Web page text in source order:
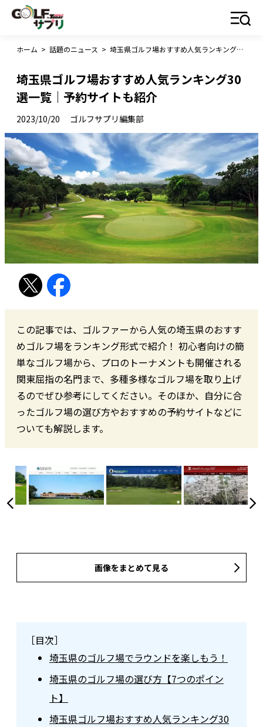
ホーム > 話題のニュース > 埼玉県ゴルフ場おすすめ人気ランキング30選一覧｜予約サイトも紹介
埼玉県ゴルフ場おすすめ人気ランキング30
選一覧｜予約サイトも紹介
2023/10/20 ゴルフサプリ編集部
この記事では、ゴルファーから人気の埼玉県のおすす
めゴルフ場をランキング形式で紹介！ 初心者向けの簡
単なゴルフ場から、プロのトーナメントも開催される
関東屈指の名門まで、多種多様なゴルフ場を取り上げ
るのでぜひ参考にしてください。そのほか、自分に合
ったゴルフ場の選び方やおすすめの予約サイトなどに
ついても解説します。
画像をまとめて見る
［目次］
埼玉県のゴルフ場でラウンドを楽しもう！
埼玉県のゴルフ場の選び方【7つのポイン
ト】
埼玉県ゴルフ場おすすめ人気ランキング30